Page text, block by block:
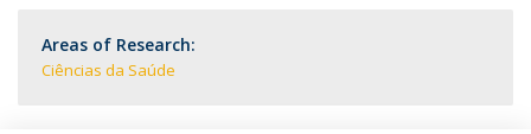
Areas of Research:
Ciências da Saúde